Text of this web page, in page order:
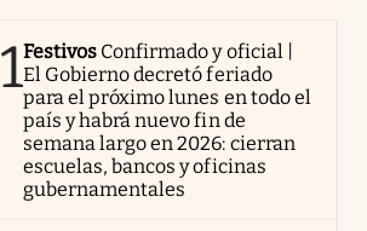
1Festivos Confirmado y oficial |
El Gobierno decretó feriado
para el próximo lunes en todo el
país y habrá nuevo fin de
semana largo en 2026: cierran
escuelas, bancos y oficinas
gubernamentales